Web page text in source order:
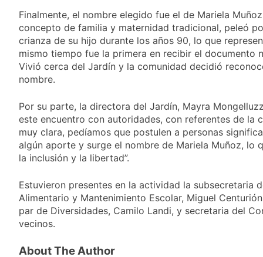
Jorge Messi
Murió Jorge Messi,
padre de Lionel
Messi, a los 68 años
2 Días Atrás
Thiago Medina fue
imputado
CTA profundizan su
plan de lucha con
nuevas marchas
contra el Gobierno
2 Días Atrás
Finalmente, el nombre elegido fue el de Mariela
concepto de familia y maternidad tradicional, peleó
crianza de su hijo durante los años 90, lo que
mismo tiempo fue la primera en recibir el documento
Vivió cerca del Jardín y la comunidad decidió
nombre.
Por su parte, la directora del Jardín, Mayra
este encuentro con autoridades, con referentes de la
muy clara, pedíamos que postulen a personas
algún aporte y surge el nombre de Mariela Muñoz, lo
la inclusión y la libertad”.
Estuvieron presentes en la actividad la subsecretaria
Alimentario y Mantenimiento Escolar, Miguel
par de Diversidades, Camilo Landi, y secretaria del
vecinos.
About The Author